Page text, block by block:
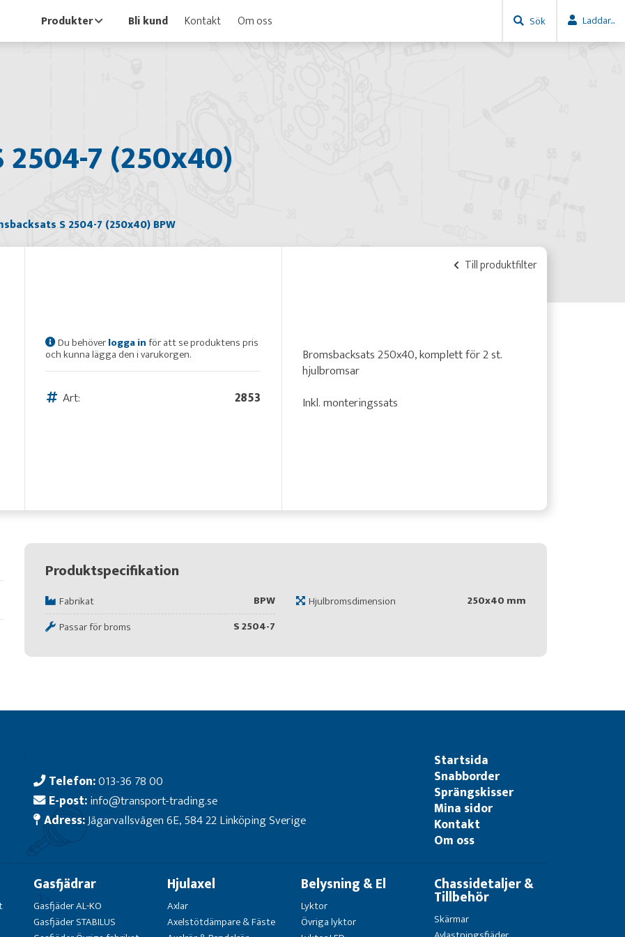
Produkter Bli kund Kontakt Om oss Sök Laddar...
7 (250x40)
S 2504-7 (250x40) BPW
Till produktfilter
Du behöverlogga inför att se produktens pris
och kunna lägga den i varukorgen.
Art: 2853
Bromsbacksats 250x40, komplett för 2 st.
hjulbromsar
Inkl. monteringssats
Produktspecifikation
Fabrikat BPW Hjulbromsdimension
250x40 mm
Passar för broms
S 2504-7
Telefon:013-36 78 00
E-post:info@transport-trading.se
Adress:Jägarvallsvägen 6E, 584 22 Linköping Sverige
Startsida
Snabborder
Sprängskisser
Mina sidor
Kontakt
Om oss
Gasfjädrar
Gasfjäder AL-KO
Gasfjäder STABILUS
Hjulaxel
Axlar
Axelstötdämpare & Fäste
Belysning & El
Lyktor
Övriga lyktor
Chassidetaljer &
Tillbehör
Skärmar